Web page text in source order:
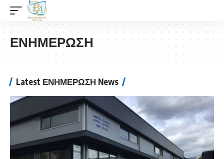
ΕΝΗΜΕΡΩΣΗ
Latest ΕΝΗΜΕΡΩΣΗ News